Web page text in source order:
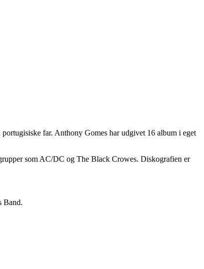
far. Anthony Gomes har udgivet 16 album i eget
som AC/DC og The Black Crowes. Diskografien er
Band.